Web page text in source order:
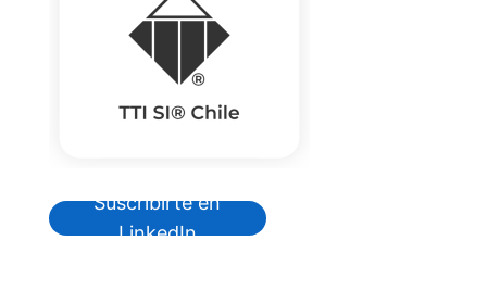
Suscribirte en
LinkedIn